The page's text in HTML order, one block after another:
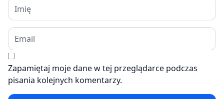
Zapamiętaj moje dane w tej przeglądarce podczas
pisania kolejnych komentarzy.